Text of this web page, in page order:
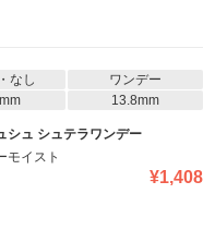
なし
ワンデー
13.8mm
シュ シュテラワンデー
モイスト
¥1,408